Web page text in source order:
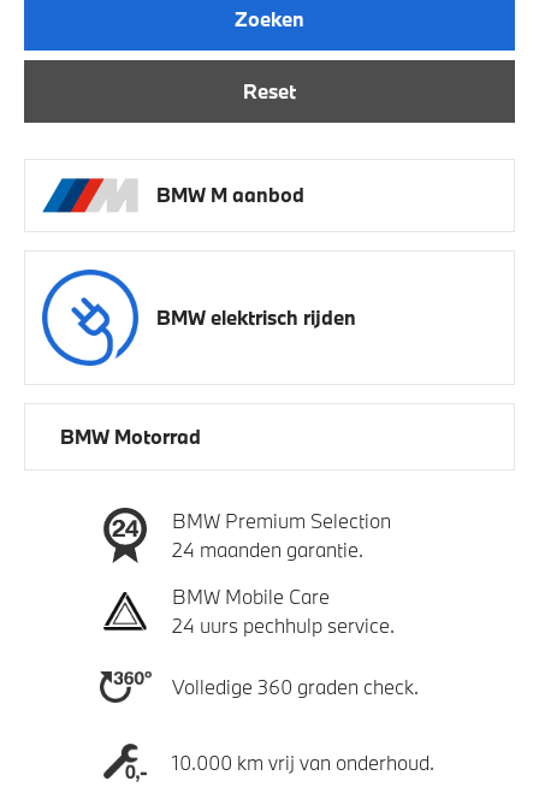
Reset
Zoeken
BMW M aanbod
BMW elektrisch rijden
BMW Motorrad
BMW Premium Selection
24 maanden garantie.
BMW Mobile Care
24 uurs pechhulp service.
Volledige 360 graden check.
10.000 km vrij van onderhoud.